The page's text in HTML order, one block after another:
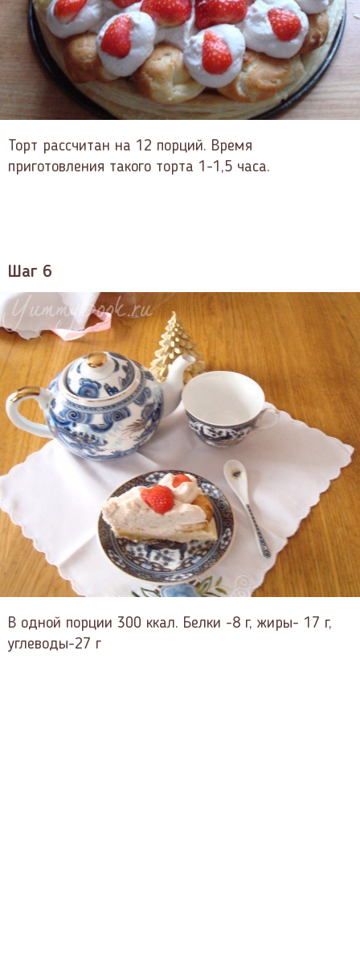
Торт рассчитан на 12 порций. Время
приготовления такого торта 1-1,5 часа.
Шаг 6
В одной порции 300 ккал. Белки -8 г, жиры- 17 г,
углеводы-27 г